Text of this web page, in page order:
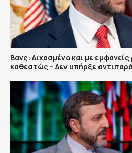
Βανς: Διχασμένο και με
καθεστώς – Δεν υπήρξε